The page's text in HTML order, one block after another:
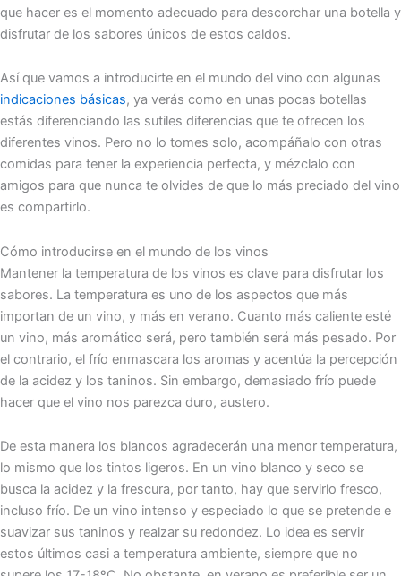
que hacer es el momento adecuado para descorchar una botella y
disfrutar de los sabores únicos de estos caldos.
Así que vamos a introducirte en el mundo del vino con algunas
indicaciones básicas, ya verás como en unas pocas botellas
estás diferenciando las sutiles diferencias que te ofrecen los
diferentes vinos. Pero no lo tomes solo, acompáñalo con otras
comidas para tener la experiencia perfecta, y mézclalo con
amigos para que nunca te olvides de que lo más preciado del vino
es compartirlo.
Cómo introducirse en el mundo de los vinos
Mantener la temperatura de los vinos es clave para disfrutar los
sabores. La temperatura es uno de los aspectos que más
importan de un vino, y más en verano. Cuanto más caliente esté
un vino, más aromático será, pero también será más pesado. Por
el contrario, el frío enmascara los aromas y acentúa la percepción
de la acidez y los taninos. Sin embargo, demasiado frío puede
hacer que el vino nos parezca duro, austero.
De esta manera los blancos agradecerán una menor temperatura,
lo mismo que los tintos ligeros. En un vino blanco y seco se
busca la acidez y la frescura, por tanto, hay que servirlo fresco,
incluso frío. De un vino intenso y especiado lo que se pretende e
suavizar sus taninos y realzar su redondez. Lo idea es servir
estos últimos casi a temperatura ambiente, siempre que no